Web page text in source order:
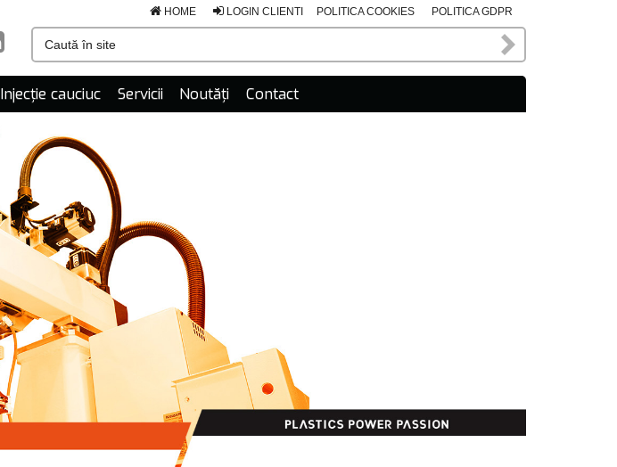
HOME LOGIN CLIENTI POLITICA COOKIES POLITICA GDPR
Injecție cauciuc Servicii Noutăți Contact